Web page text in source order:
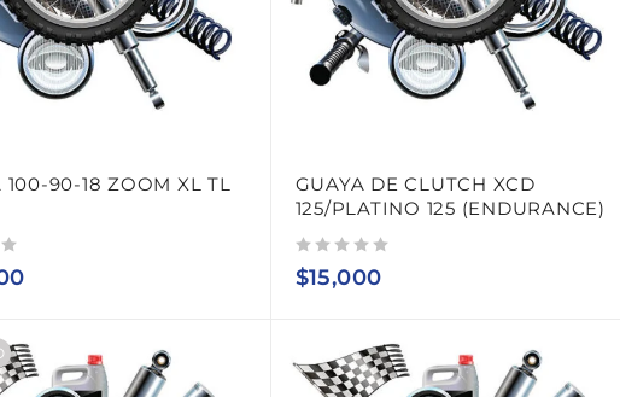
100-90-18 ZOOM XL TL
GUAYA DE CLUTCH XCD
125/PLATINO 125 (ENDURANCE)
$15,000